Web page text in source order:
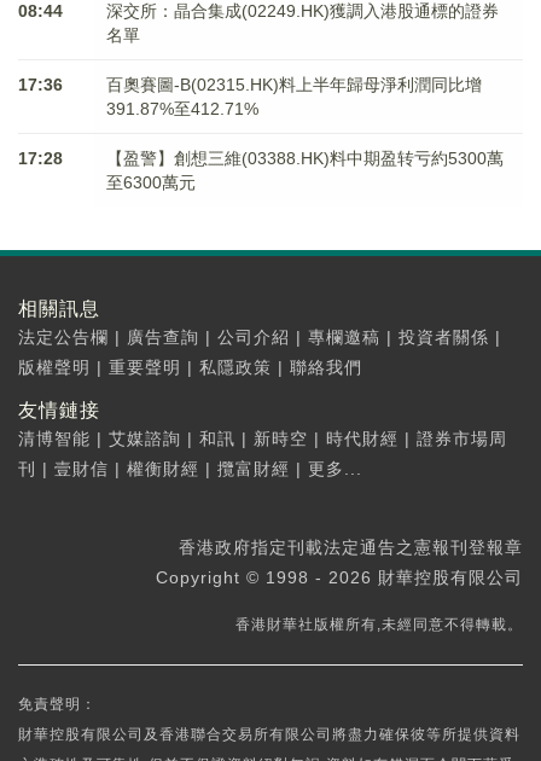
08:44
深交所：晶合集成(02249.HK)獲調入港股通標的證券
名單
17:36
百奧賽圖-B(02315.HK)料上半年歸母淨利潤同比增
391.87%至412.71%
17:28
【盈警】創想三維(03388.HK)料中期盈转亏約5300萬
至6300萬元
相關訊息
法定公告欄 | 廣告查詢 | 公司介紹 | 專欄邀稿 | 投資者關係 |
版權聲明 | 重要聲明 | 私隱政策 | 聯絡我們
友情鏈接
清博智能 | 艾媒諮詢 | 和訊 | 新時空 | 時代財經 | 證券市場周
刊
| 壹財信 | 權衡財經 | 攬富財經 | 更多...
香港政府指定刊載法定通告之憲報刊登報章
Copyright © 1998 - 2026 財華控股有限公司
香港財華社版權所有,未經同意不得轉載。
免責聲明：
財華控股有限公司及香港聯合交易所有限公司將盡力確保彼等所提供資料